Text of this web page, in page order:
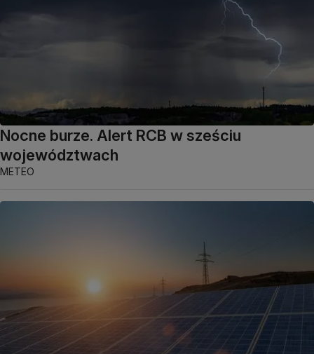
Nocne burze. Alert RCB w sześciu
województwach
METEO